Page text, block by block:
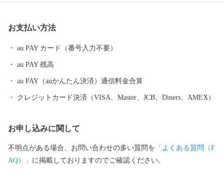
お支払い方法
au PAY カード（番号入力不要）
au PAY 残高
au PAY（auかんたん決済）通信料金合算
クレジットカード決済（VISA、Master、JCB、Diners、AMEX）
お申し込みに関して
不明点がある場合、お問い合わせの多い質問を 「よくある質問（F
AQ）」 に掲載しておりますのでご確認ください。